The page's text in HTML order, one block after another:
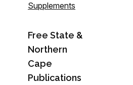
Supplements
Free State &
Northern
Cape
Publications